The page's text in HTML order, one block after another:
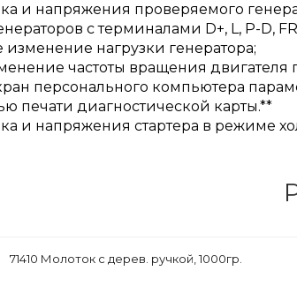
и напряжения проверяемого
с терминалами D+, L, P-D,
изменение нагрузки генератора;
частоты вращения двигателя
персонального компьютера
печати диагностической карты.**
и напряжения стартера в режиме
71410 Молоток с дерев. ручкой, 1000гр.